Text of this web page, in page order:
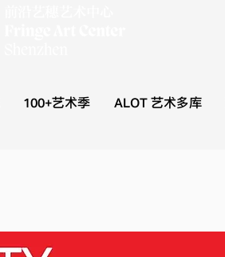
100+艺术季 ALOT 艺术多库